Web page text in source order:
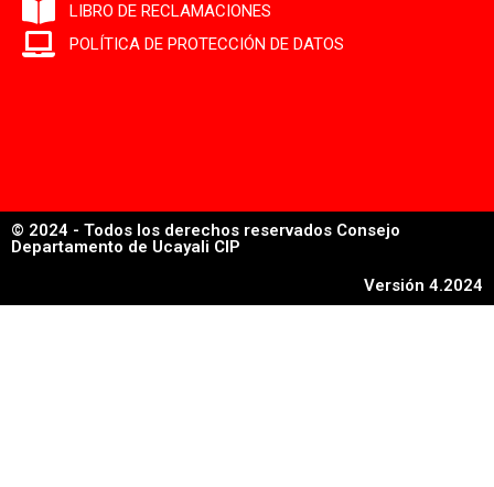
LIBRO DE RECLAMACIONES
POLÍTICA DE PROTECCIÓN DE DATOS
© 2024 - Todos los derechos reservados Consejo
Departamento de Ucayali CIP
Versión 4.2024